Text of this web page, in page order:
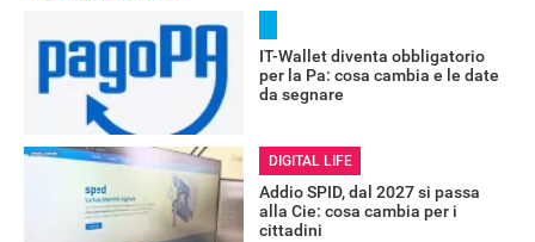
IT-Wallet diventa obbligatorio
per la Pa: cosa cambia e le date
da segnare
DIGITAL LIFE
Addio SPID, dal 2027 si passa
alla Cie: cosa cambia per i
cittadini